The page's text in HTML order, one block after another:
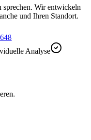
sprechen. Wir entwickeln
und Ihren Standort.
Analyse